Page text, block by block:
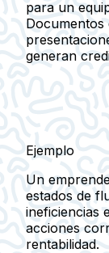
para un
Documentos
generan
Ejemplo
Un
estados de
ineficiencias
acciones
rentabilidad.